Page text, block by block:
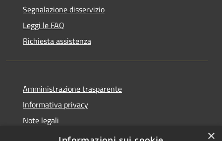
Segnalazione disservizio
Leggi le FAQ
Richiesta assistenza
Amministrazione trasparente
Informativa privacy
Note legali
Dichiarazione di accessibilità
×